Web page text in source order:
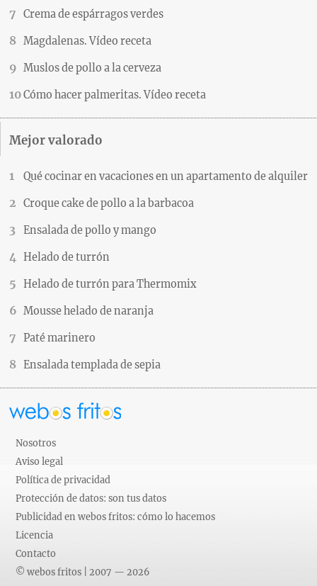
Crema de espárragos verdes
Magdalenas. Vídeo receta
Muslos de pollo a la cerveza
Cómo hacer palmeritas. Vídeo receta
Mejor valorado
Qué cocinar en vacaciones en un apartamento de alquiler
Croque cake de pollo a la barbacoa
Ensalada de pollo y mango
Helado de turrón
Helado de turrón para Thermomix
Mousse helado de naranja
Paté marinero
Ensalada templada de sepia
Nosotros
Aviso legal
Política de privacidad
Protección de datos: son tus datos
Publicidad en webos fritos: cómo lo hacemos
Licencia
Contacto
© webos fritos | 2007 — 2026